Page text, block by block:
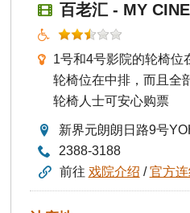
百老汇 - MY
1号和4号影院的轮椅位
轮椅位在中排，而且全
轮椅人士可安心购票
新界元朗朗日路9号
2388-3188
前往 戏院介绍 /官方